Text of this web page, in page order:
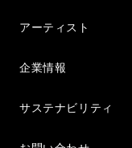
アーティスト
企業情報
サステナビリティ